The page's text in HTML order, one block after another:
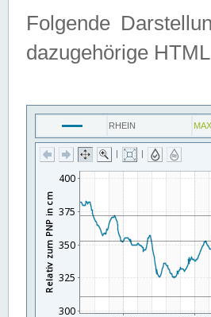
Folgende
dazugehörige